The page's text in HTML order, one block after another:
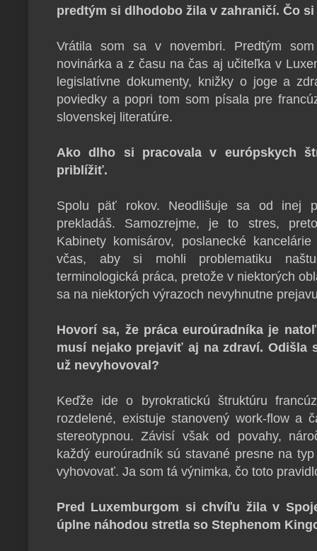
predtým si dlhodobo žila v zahraničí. Čo
Vrátila som sa v novembri. Predtým
novinárka a z času na čas aj učiteľka v
legislatívne dokumenty, knižky o joge a
poviedky a popri tom som písala pre
slovenskej literatúre.
Ako dlho si pracovala v európskych
priblížiť.
Spolu päť rokov. Neodlišuje sa od inej
prekladáš. Samozrejme, je to stres,
Kabinety komisárov, poslanecké
včas, aby si mohli problematiku
terminologická práca, pretože v niektorých
sa na niektorých výrazoch nevyhnutne
Hovorí sa, že práca euroúradníka je
musí nejako prejaviť aj na zdraví. Odišla
už nevyhovoval?
Keďže ide o byrokratickú štruktúru
rozdelené, existuje stanovený work-flow a
stereotypnou. Závisí však od povahy,
každý euroúradník sú stavané presne na
vyhovovať. Ja som tá výnimka, čo toto
Pred Luxemburgom si chvíľu žila v
úplne náhodou stretla so Stephenom